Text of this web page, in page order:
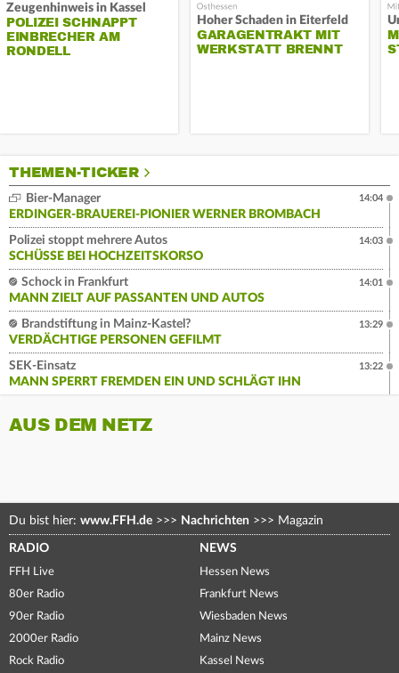
Zeugenhinweis in Kassel
POLIZEI SCHNAPPT
EINBRECHER AM
RONDELL
Hoher Schaden in Eiterfeld
GARAGENTRAKT MIT
WERKSTATT BRENNT
THEMEN-TICKER
Bier-Manager
ERDINGER-BRAUEREI-PIONIER WERNER BROMBACH
14:04
Polizei stoppt mehrere Autos
SCHÜSSE BEI HOCHZEITSKORSO
14:03
Schock in Frankfurt
MANN ZIELT AUF PASSANTEN UND AUTOS
14:01
Brandstiftung in Mainz-Kastel?
VERDÄCHTIGE PERSONEN GEFILMT
13:29
SEK-Einsatz
MANN SPERRT FREMDEN EIN UND SCHLÄGT IHN
13:22
AUS DEM NETZ
Du bist hier: www.FFH.de >>> Nachrichten >>> Magazin
RADIO
FFH Live
80er Radio
90er Radio
2000er Radio
Rock Radio
NEWS
Hessen News
Frankfurt News
Wiesbaden News
Mainz News
Kassel News